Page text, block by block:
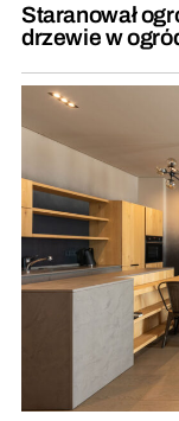
Staranował
drzewie w